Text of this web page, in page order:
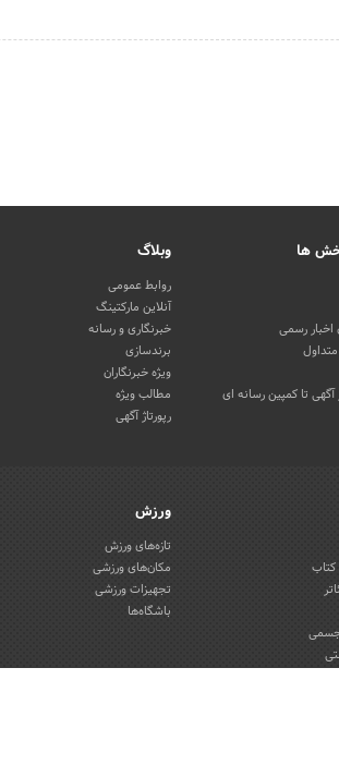
ها
اخبار رسمی
آگهی تا کمپین رسانه ای
وبلاگ
روابط عمومی
آنلاین مارکتینگ
خبرنگاری و رسانه
برندسازی
ویژه خبرنگاران
مطالب ویژه
رپورتاژ آگهی
ورزش
تازه‌های ورزش
مکان‌های ورزشی
تجهیزات ورزشی
باشگاه‌ها